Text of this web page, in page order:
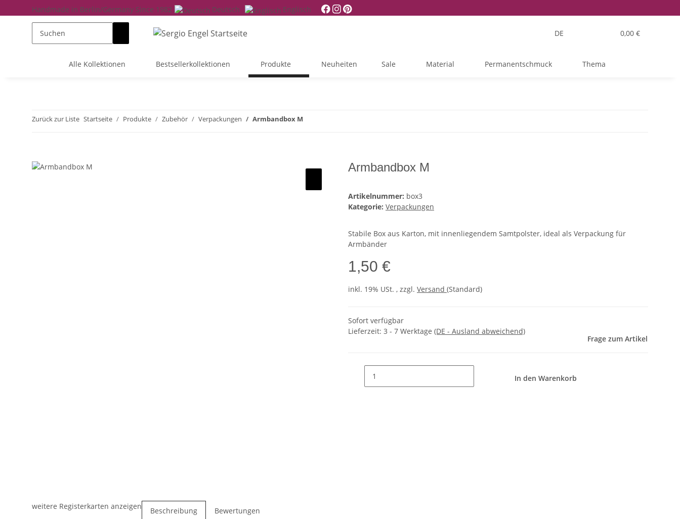
Handmade in Berlin/Germany Since 1982 Deutsch Englisch
DE 0,00 €
Alle Kollektionen Bestsellerkollektionen Produkte Neuheiten Sale Material Permanentschmuck Thema
Zurück zur Liste Startseite Produkte Zubehör Verpackungen Armbandbox M
Armbandbox M
Artikelnummer: box3
Kategorie: Verpackungen
Stabile Box aus Karton, mit innenliegendem Samtpolster, ideal als Verpackung für
Armbänder
1,50 €
inkl. 19% USt. , zzgl. Versand (Standard)
Sofort verfügbar
Lieferzeit: 3 - 7 Werktage (DE - Ausland abweichend)
Frage zum Artikel
In den Warenkorb
weitere Registerkarten anzeigen Beschreibung Bewertungen